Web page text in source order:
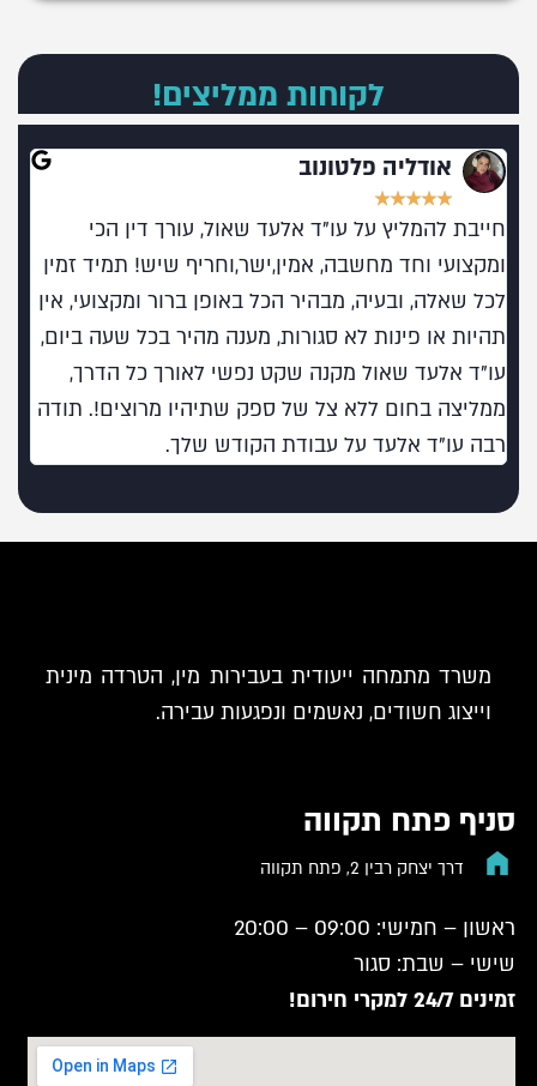
לקוחות ממליצים!
אודליה פלטונוב
★
★
★
★
★
חייבת להמליץ על עו"ד אלעד שאול, עורך דין הכי
ומקצועי וחד מחשבה, אמין,ישר,וחריף שיש! תמיד זמין
לכל שאלה, ובעיה, מבהיר הכל באופן ברור ומקצועי, אין
תהיות או פינות לא סגורות, מענה מהיר בכל שעה ביום,
עו"ד אלעד שאול מקנה שקט נפשי לאורך כל הדרך,
ממליצה בחום ללא צל של ספק שתיהיו מרוצים!. תודה
רבה עו"ד אלעד על עבודת הקודש שלך.
משרד מתמחה ייעודית בעבירות מין, הטרדה מינית
וייצוג חשודים, נאשמים ונפגעות עבירה.
סניף פתח תקווה
דרך יצחק רבין 2, פתח תקווה
ראשון – חמישי: 09:00 – 20:00
שישי – שבת: סגור
זמינים 24/7 למקרי חירום!